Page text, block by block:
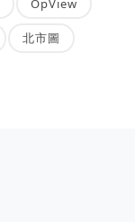
OpView
北市圖